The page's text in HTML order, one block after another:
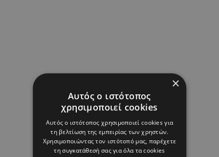
×
Αυτός ο ιστότοπος
χρησιμοποιεί cookies
Αυτός ο ιστότοπος χρησιμοποιεί cookies για
τη βελτίωση της εμπειρίας των χρηστών.
Χρησιμοποιώντας τον ιστότοπό μας, παρέχετε
τη συγκατάθεσή σας για όλα τα cookies